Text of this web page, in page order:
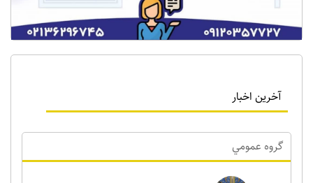
آخرین اخبار
گروه عمومي